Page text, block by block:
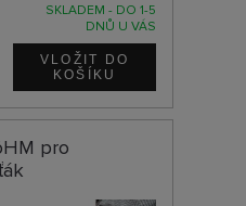
SKLADEM - DO 1-5
DNŮ U VÁS
pro